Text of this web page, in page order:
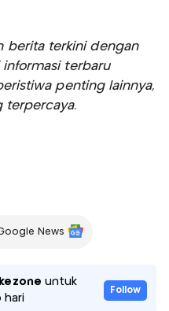
berita terkini dengan
informasi terbaru
penting lainnya,
terpercaya.
News
untuk
Follow